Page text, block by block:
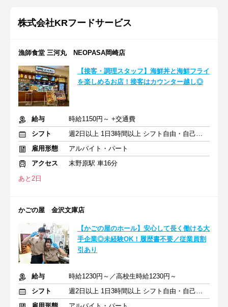
株式会社KRフードサービス
漁師食堂 三河丸 NEOPASA岡崎店
【接客・調理スタッフ】海鮮丼と海鮮フライ
を楽しめるお店！接客はカウンター越し◎
給与
時給1150円～ +交通費
シフト
週2日以上 1日3時間以上 シフト自由・自己申告
雇用形態
アルバイト・パート
アクセス
末野原駅 車16分
あと2日
かごの屋 金沢文庫店
【かごの屋のホール】安心して長く働ける大
手企業◎未経験OK！履歴書不要／従業員割
引あり
給与
時給1230円～／高校生時給1230円～
シフト
週2日以上 1日3時間以上 シフト自由・自己申告